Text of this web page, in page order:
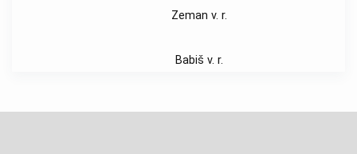
Zeman v. r.
Babiš v. r.